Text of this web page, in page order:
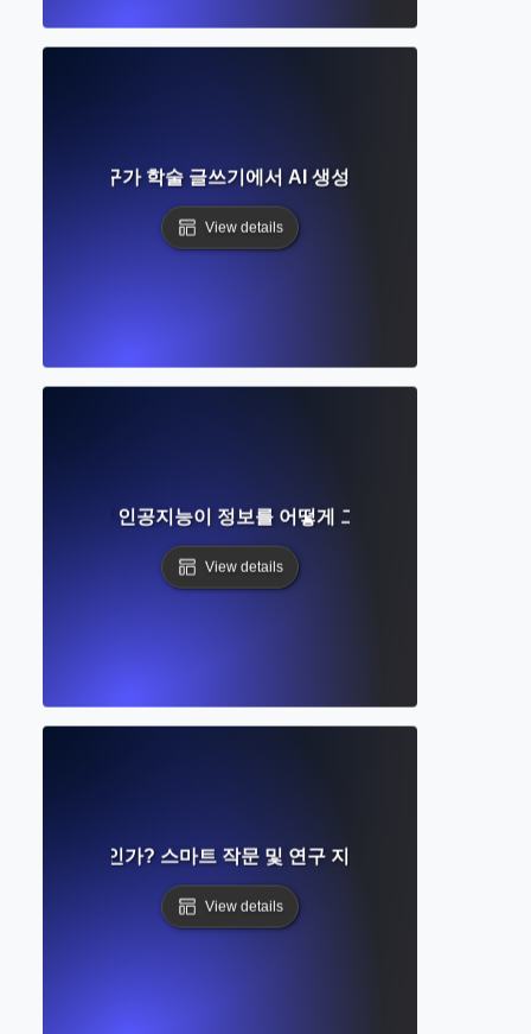
엇인가? 도구가 학술 글쓰기에서 AI 생성 텍스트를 식별하는
View details
무엇인가? 인공지능이 정보를 어떻게 그리고 왜 만들어내는
View details
턴트란 무엇인가? 스마트 작문 및 연구 지원에 대한 완벽 가이
View details